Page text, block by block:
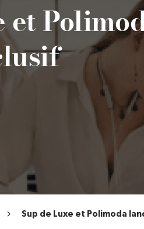
et
Sup de Luxe et Polimoda